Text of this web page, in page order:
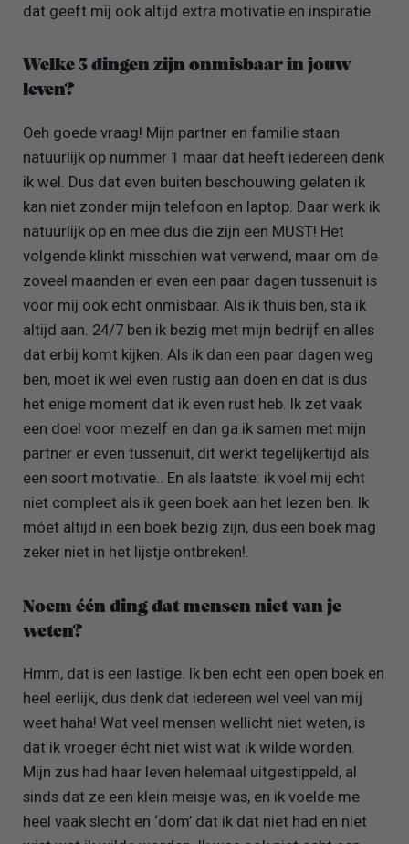
dat geeft mij ook altijd extra motivatie en inspiratie.
Welke 3 dingen zijn onmisbaar in jouw
leven?
Oeh goede vraag! Mijn partner en familie staan
natuurlijk op nummer 1 maar dat heeft iedereen denk
ik wel. Dus dat even buiten beschouwing gelaten ik
kan niet zonder mijn telefoon en laptop. Daar werk ik
natuurlijk op en mee dus die zijn een MUST! Het
volgende klinkt misschien wat verwend, maar om de
zoveel maanden er even een paar dagen tussenuit is
voor mij ook echt onmisbaar. Als ik thuis ben, sta ik
altijd aan. 24/7 ben ik bezig met mijn bedrijf en alles
dat erbij komt kijken. Als ik dan een paar dagen weg
ben, moet ik wel even rustig aan doen en dat is dus
het enige moment dat ik even rust heb. Ik zet vaak
een doel voor mezelf en dan ga ik samen met mijn
partner er even tussenuit, dit werkt tegelijkertijd als
een soort motivatie.. En als laatste: ik voel mij echt
niet compleet als ik geen boek aan het lezen ben. Ik
móet altijd in een boek bezig zijn, dus een boek mag
zeker niet in het lijstje ontbreken!.
Noem één ding dat mensen niet van je
weten?
Hmm, dat is een lastige. Ik ben echt een open boek en
heel eerlijk, dus denk dat iedereen wel veel van mij
weet haha! Wat veel mensen wellicht niet weten, is
dat ik vroeger écht niet wist wat ik wilde worden.
Mijn zus had haar leven helemaal uitgestippeld, al
sinds dat ze een klein meisje was, en ik voelde me
heel vaak slecht en ‘dom’ dat ik dat niet had en niet